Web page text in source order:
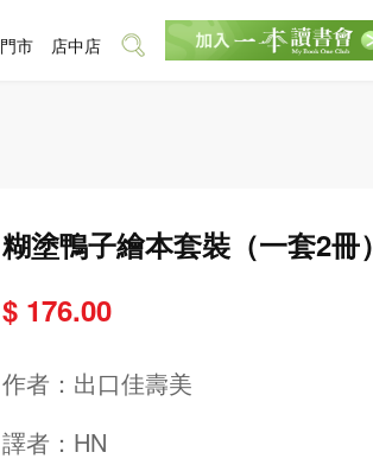
糊塗鴨子繪本套裝（一套2冊）
$ 176.00
作者： 出口佳壽美
譯者： HN
門市 店中店